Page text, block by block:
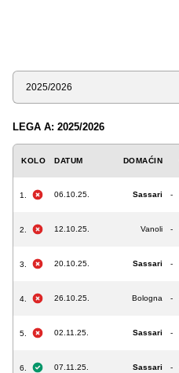
Sezona
LEGA A: 2025/2026
KOLO DATUM DOMAĆIN
1. 06.10.25. Sassari -
2. 12.10.25. Vanoli -
3. 20.10.25. Sassari -
4. 26.10.25. Bologna -
5. 02.11.25. Sassari -
6. 07.11.25. Sassari -